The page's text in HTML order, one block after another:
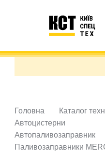
Головна
Каталог
Автоцистерни
Автопаливозаправник
Паливозаправники